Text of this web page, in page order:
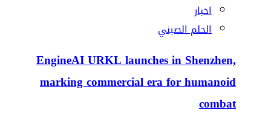
اخبار
الحلم الصيني
EngineAI URKL launches in Shenzhen,
marking commercial era for humanoid
combat